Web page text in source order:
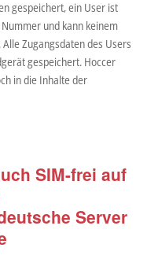
gespeichert, ein User ist
und kann keinem
Zugangsdaten des Users
gespeichert. Hoccer
in die Inhalte der
SIM-frei auf
Server